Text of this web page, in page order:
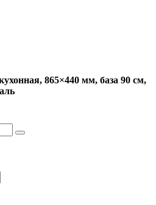
865×440 мм, база 90 см,